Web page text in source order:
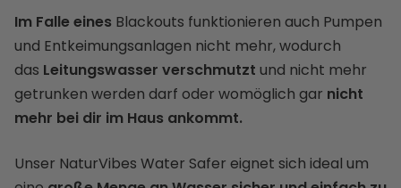
Im Falle eines Blackouts funktionieren auch Pumpen
und Entkeimungsanlagen nicht mehr, wodurch
das Leitungswasser verschmutzt und nicht mehr
getrunken werden darf oder womöglich gar nicht
mehr bei dir im Haus ankommt.
Unser NaturVibes Water Safer eignet sich ideal um